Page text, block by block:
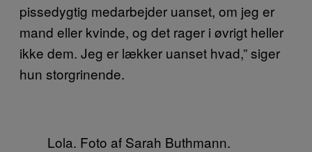
pissedygtig medarbejder uanset, om jeg er
mand eller kvinde, og det rager i øvrigt heller
ikke dem. Jeg er lækker uanset hvad,” siger
hun storgrinende.
Lola. Foto af Sarah Buthmann.